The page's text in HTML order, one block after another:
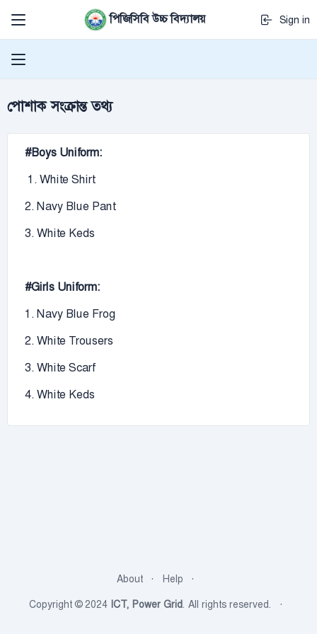
পিজিসিবি উচ্চ বিদ্যালয় Sign in
পোশাক সংক্রান্ত তথ্য
#Boys Uniform:
1. White Shirt
2. Navy Blue Pant
3. White Keds
#Girls Uniform:
1. Navy Blue Frog
2. White Trousers
3. White Scarf
4. White Keds
About
Help
Copyright © 2024 ICT, Power Grid. All rights reserved.